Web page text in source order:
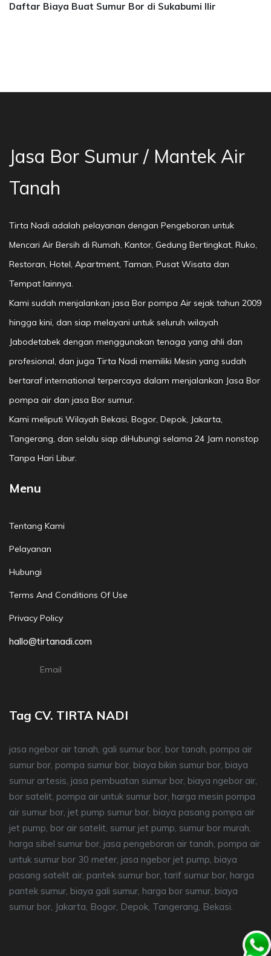
Daftar Biaya Buat Sumur Bor di Sukabumi Ilir
Jasa Bor Sumur / Mantek Air
Tanah
Tirta Nadi adalah pelayanan dengan Pengeboran untuk
Mencari Air Bersih di Rumah, Kantor, Gedung Bertingkat, Ruko,
Restoran, Hotel, Apartment, Taman, Pusat Wisata dan
Tempat lainnya.
Kami sudah menjalankan jasa Bor pompa Air sejak tahun 2009
hingga kini, dan siap melayani untuk seluruh wilayah
Jabodetabek dengan menggunakan tenaga yang ahli dan
profesional, dan juga Tirta Nadi memiliki Mesin yang sudah
bertaraf international terpercaya dalam menjalankan Jasa Bor
pompa air dan jasa Bor sumur.
Kami meliputi Wilayah Bekasi, Bogor, Depok, Jakarta,
Tangerang, dan selalu siap diHubungi selama 24 Jam nonstop
Tanpa Hari Libur.
Menu
Tentang Kami
Pelayanan
Hubungi
Terms And Conditions Of Use
Privacy Policy
hallo@tirtanadi.com
Email
Tag CV. TIRTA NADI
jasa ngebor air tanah, gali sumur bor, bor tanah, pompa air
sumur bor, pompa sumur bor, biaya bikin sumur bor, biaya
sumur artesis, jasa pembuatan sumur bor, biaya ngebor air,
bor satelit, pompa air untuk sumur bor, harga mesin pompa
air sumur bor, jet pump sumur bor, biaya pasang pompa air
jet pump, bor air satelit, sumur jet pump, sumur bor murah,
harga sibel sumur bor, jasa pengeboran air tanah, pompa air
untuk sumur bor 30 meter, jasa ngebor jet pump, biaya
pasang satelit air, pantek sumur bor, tarif sumur bor, harga
pantek sumur, biaya gali sumur, harga bor sumur, biaya
sumur bor, Jakarta, Bogor, Depok, Tangerang, Bekasi.